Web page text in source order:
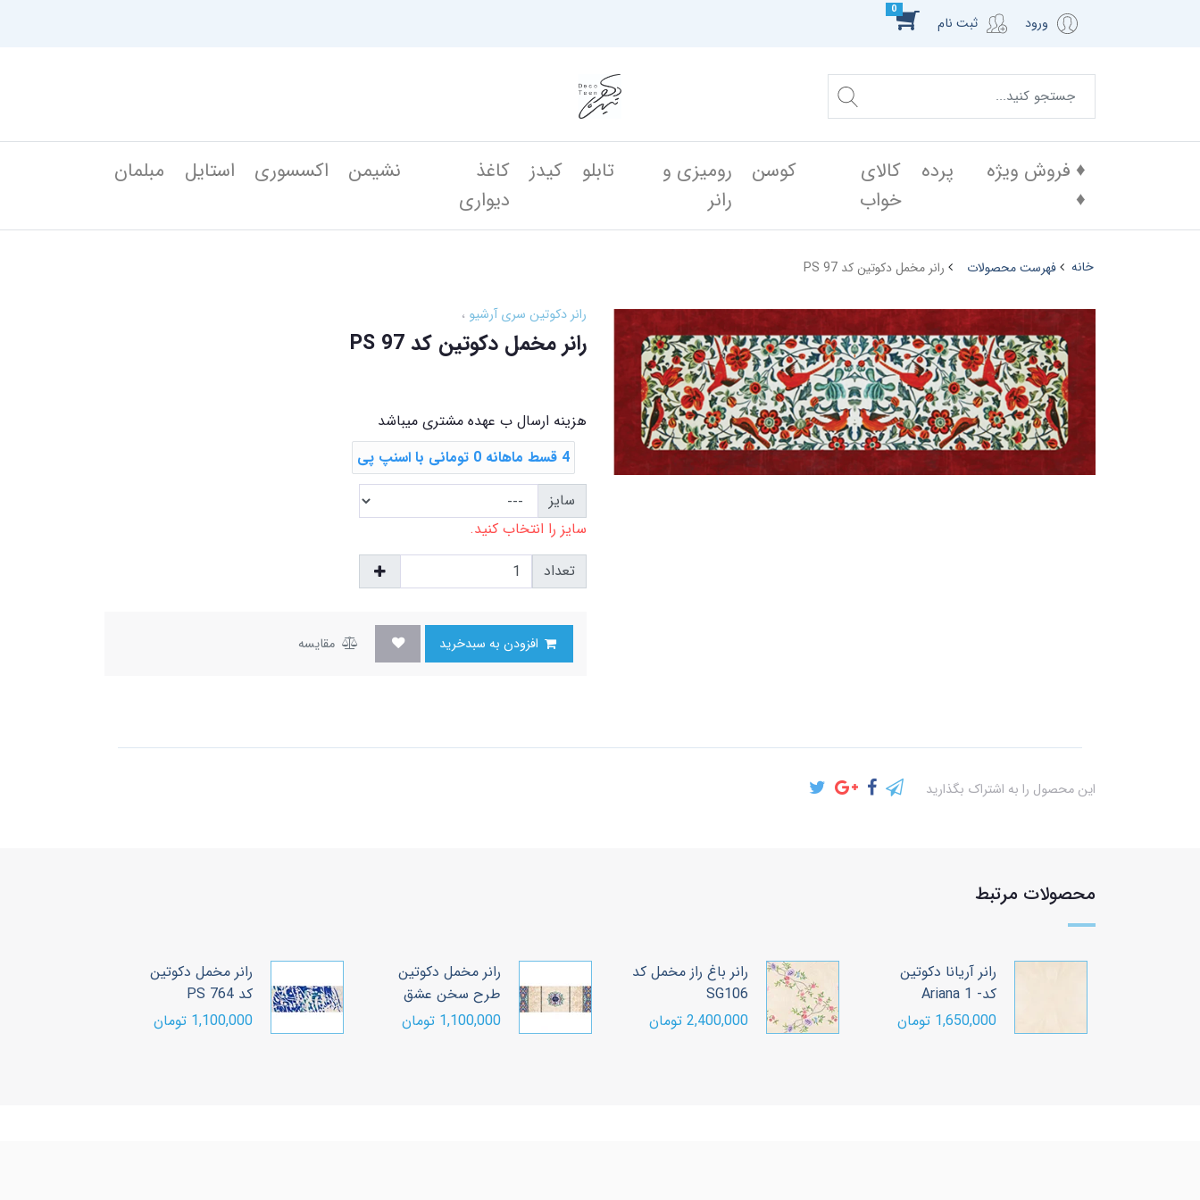
ورود ثبت نام
0
♦️ فروش ویژه
♦️
پرده
کالای
خواب
کوسن
رومیزی و
رانر
تابلو کیدز
کاغذ
دیواری
نشیمن اکسسوری استایل مبلمان
خانه فهرست محصولات رانر مخمل دکوتین کد PS 97
رانر دکوتین سری آرشیو
رانر مخمل دکوتین کد PS 97
هزینه ارسال ب عهده مشتری میباشد
4 قسط ماهانه 0 تومانی با اسنپ ‌پی
سایز
سایز را انتخاب کنید.
تعداد
مقایسه
این محصول را به اشتراک بگذارید
محصولات مرتبط
رانر آریانا دکوتین
کد- Ariana 1
1,650,000 تومان
رانر باغ راز مخمل کد
SG106
2,400,000 تومان
رانر مخمل دکوتین
طرح سخن عشق
1,100,000 تومان
رانر مخمل دکوتین
کد PS 764
1,100,000 تومان